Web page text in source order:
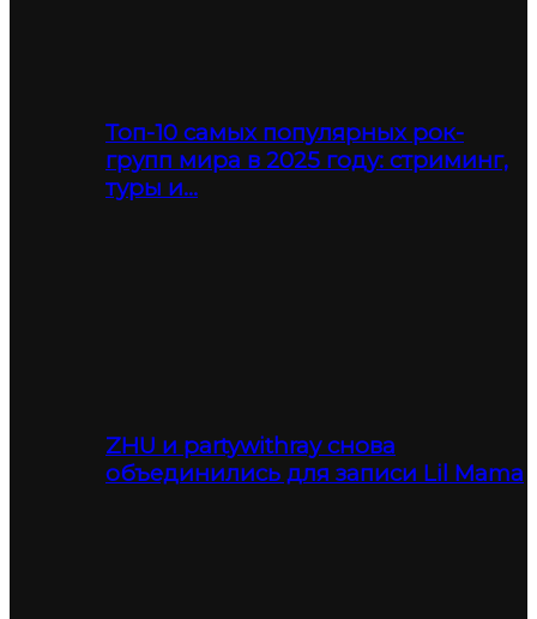
Топ-10 самых популярных рок-
групп мира в 2025 году: стриминг,
туры и…
ZHU и partywithray снова
объединились для записи Lil Mama